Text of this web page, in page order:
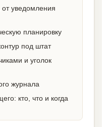
уведомления
планировку
под штат
и уголок
журнала
кто, что и когда